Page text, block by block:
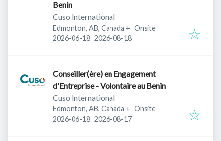
Benin
Cuso International
Edmonton, AB, Canada + Onsite
Published:
2026-06-18 Expires:
2026-08-18
Conseiller(ère) en Engagement
d'Entreprise - Volontaire au Benin
Cuso International
Edmonton, AB, Canada + Onsite
Published:
2026-06-18 Expires:
2026-08-17